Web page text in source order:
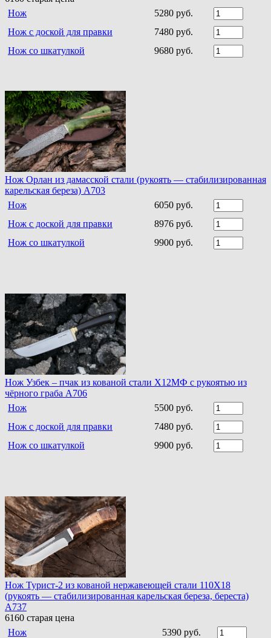
Нож
5280 руб.
Нож с доской для правки
7480 руб.
Нож со шкатулкой
9680 руб.
Нож Орлан из дамасской стали (рукоять — стабилизированная
карельская береза) A703
Нож
6050 руб.
Нож с доской для правки
8976 руб.
Нож со шкатулкой
9900 руб.
Нож Узбек – пчак из кованой стали Х12МФ с рукоятью из
чёрного граба A706
Нож
5500 руб.
Нож с доской для правки
7480 руб.
Нож со шкатулкой
9900 руб.
Нож Турист-2 из кованой нержавеющей стали 110Х18
(рукоять — стабилизированная карельская береза, береста)
A737
6160 старая цена
Нож
5390 руб.